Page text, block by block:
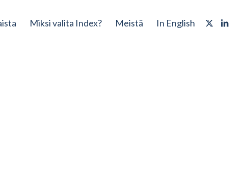
Miksi valita Index? Meistä In English